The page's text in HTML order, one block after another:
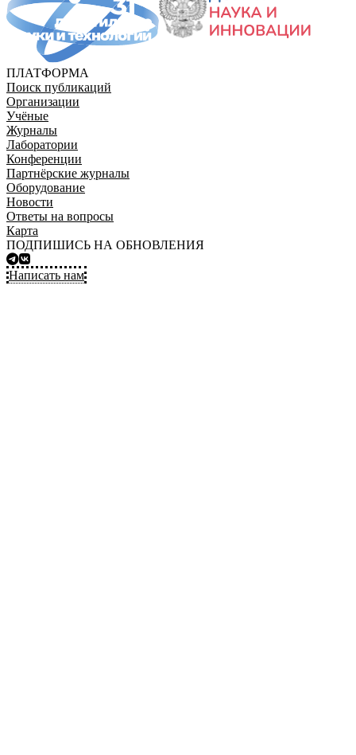
ПЛАТФОРМА
Поиск публикаций
Организации
Учёные
Журналы
Лаборатории
Конференции
Партнёрские журналы
Оборудование
Новости
Ответы на вопросы
Карта
ПОДПИШИСЬ НА ОБНОВЛЕНИЯ
Написать нам